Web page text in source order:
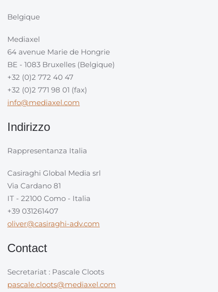
Belgique
Mediaxel
64 avenue Marie de Hongrie
BE - 1083 Bruxelles (Belgique)
+32 (0)2 772 40 47
+32 (0)2 771 98 01 (fax)
info@mediaxel.com
Indirizzo
Rappresentanza Italia
Casiraghi Global Media srl
Via Cardano 81
IT - 22100 Como - Italia
+39 031261407
oliver@casiraghi-adv.com
Contact
Secretariat : Pascale Cloots
pascale.cloots@mediaxel.com